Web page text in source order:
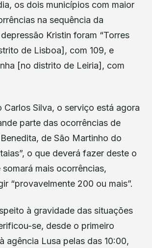
os dois municípios com maior
na sequência da
Kristin foram “Torres
de Lisboa], com 109, e
[no distrito de Leiria], com
Carlos Silva, o serviço está agora
parte das ocorrências de
de São Martinho do
o que deverá fazer deste o
mais ocorrências,
“provavelmente 200 ou mais”.
à gravidade das situações
se, desde o primeiro
agência Lusa pelas das 10:00,